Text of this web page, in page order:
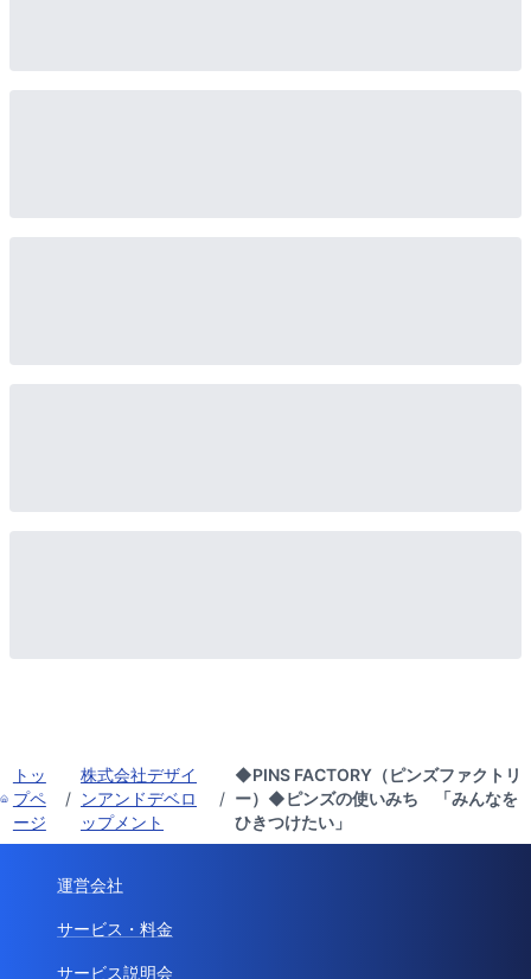
トッ
プペ
ージ
/
株式会社デザイ
ンアンドデベロ
ップメント
/
◆PINS FACTORY（ピンズファクトリ
ー）◆ピンズの使いみち 「みんなを
ひきつけたい」
運営会社
サービス・料金
サービス説明会